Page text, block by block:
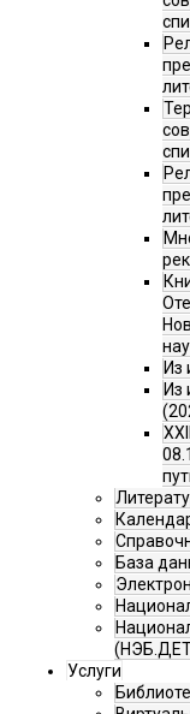
Из
Из
База
Услуги